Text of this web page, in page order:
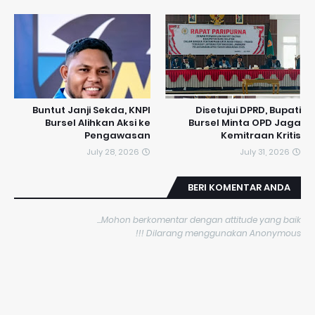
Disetujui DPRD, Bupati
Bursel Minta OPD Jaga
Kemitraan Kritis
July 31, 2026
​Buntut Janji Sekda, KNPI
Bursel Alihkan Aksi ke
Pengawasan
July 28, 2026
BERI KOMENTAR ANDA
Mohon berkomentar dengan attitude yang baik...
Dilarang menggunakan Anonymous !!!